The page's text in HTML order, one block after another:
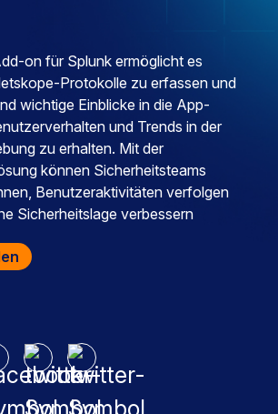
on für Splunk ermöglicht es
Protokolle zu erfassen und
wichtige Einblicke in die App-
und Trends in der
zu erhalten. Mit der
können Sicherheitsteams
Benutzeraktivitäten verfolgen
Sicherheitslage verbessern